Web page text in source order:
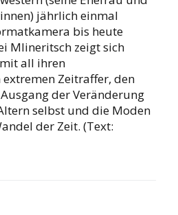
jährlich einmal
bis heute
Mlineritsch zeigt sich
all ihren
Zeitraffer, den
der Veränderung
selbst und die Moden
der Zeit. (Text: